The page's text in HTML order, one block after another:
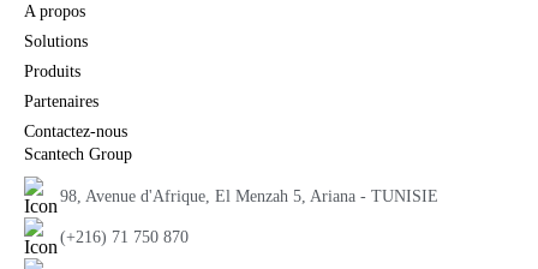
A propos
Solutions
Produits
Partenaires
Contactez-nous
Scantech Group
98, Avenue d'Afrique, El Menzah 5, Ariana - TUNISIE
(+216) 71 750 870